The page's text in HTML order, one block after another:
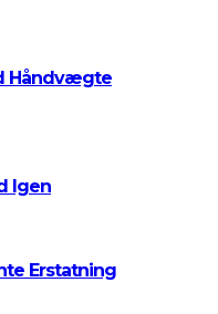
Håndvægte
Igen
Erstatning